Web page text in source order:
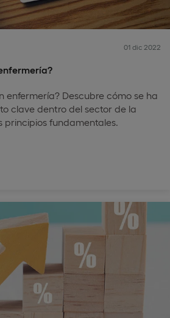
01 dic 2022
enfermería? Descubre cómo se ha
clave dentro del sector de la
principios fundamentales.